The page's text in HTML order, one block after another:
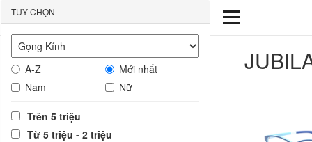
TÙY CHỌN
A-Z
Mới nhất
Nam
Nữ
Trên 5 triệu
Từ 5 triệu - 2 triệu